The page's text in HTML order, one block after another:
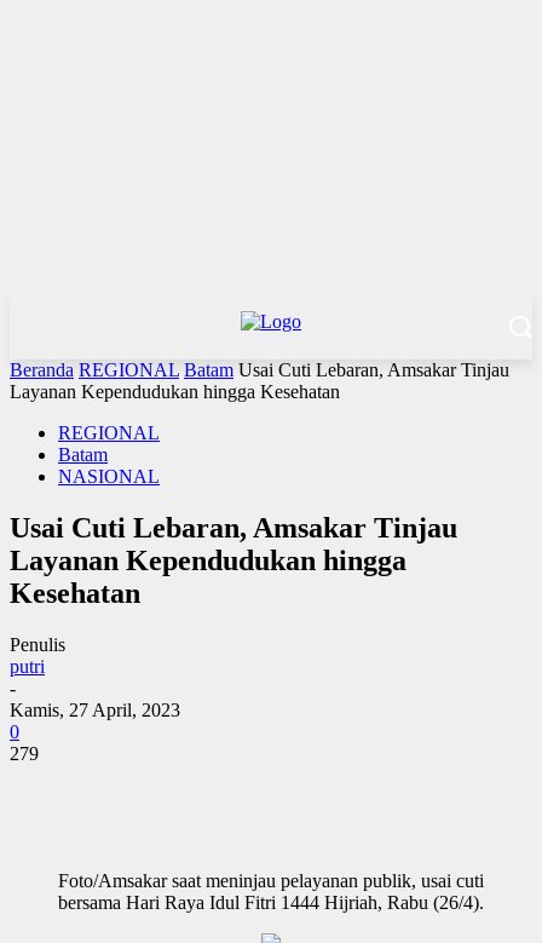
Beranda REGIONAL Batam Usai Cuti Lebaran, Amsakar Tinjau
Layanan Kependudukan hingga Kesehatan
REGIONAL
Batam
NASIONAL
Usai Cuti Lebaran, Amsakar Tinjau
Layanan Kependudukan hingga
Kesehatan
Penulis
putri
-
Kamis, 27 April, 2023
0
279
Foto/Amsakar saat meninjau pelayanan publik, usai cuti
bersama Hari Raya Idul Fitri 1444 Hijriah, Rabu (26/4).